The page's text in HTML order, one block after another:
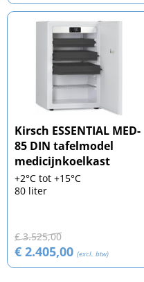
Kirsch ESSENTIAL MED-
85 DIN tafelmodel
medicijnkoelkast
+2°C tot +15°C
80 liter
€ 3.525,00
€ 2.405,00 (excl. btw)